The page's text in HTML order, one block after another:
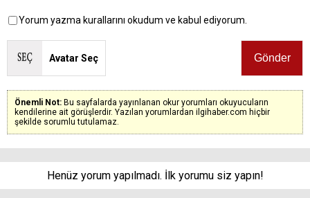
Yorum yazma kurallarını okudum ve kabul ediyorum.
Avatar Seç
Önemli Not: Bu sayfalarda yayınlanan okur yorumları okuyucuların
kendilerine ait görüşlerdir. Yazılan yorumlardan ilgihaber.com hiçbir
şekilde sorumlu tutulamaz.
Henüz yorum yapılmadı. İlk yorumu siz yapın!